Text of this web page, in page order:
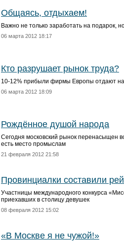
Общаясь, отдыхаем!
Важно не только заработать на подарок,
06 марта 2012 18:17
Кто разрушает рынок труда?
10-12% прибыли фирмы Европы отдают
06 марта 2012 18:09
Рождённое душой народа
Сегодня московский рынок перенасыщен
есть место промыслам
21 февраля 2012 21:58
Провинциалки составили
Участницы международного конкурса
приехавших в столицу девушек
08 февраля 2012 15:02
«В Москве я не чужой!»